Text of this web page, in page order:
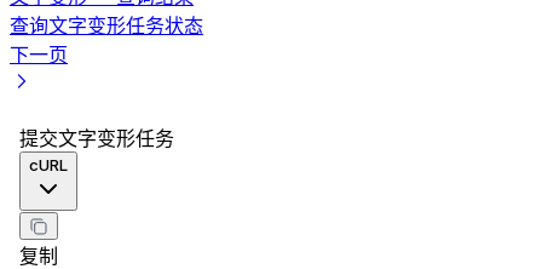
查询文字变形任务状态
下一页
提交文字变形任务
cURL
复制